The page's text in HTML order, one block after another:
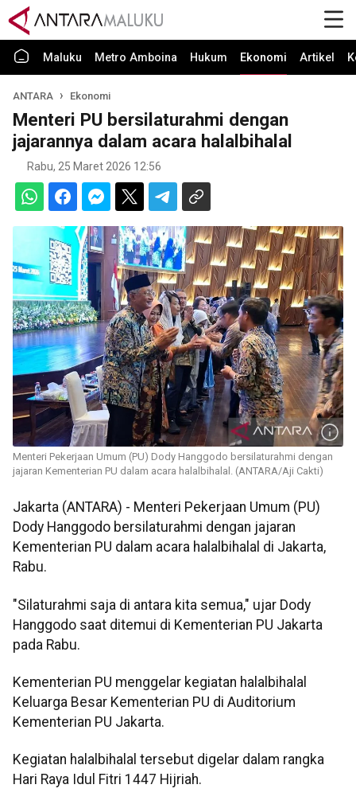
Maluku Metro Amboina Hukum Ekonomi Artikel
ANTARA Ekonomi
Menteri PU bersilaturahmi dengan
jajarannya dalam acara halalbihalal
Rabu, 25 Maret 2026 12:56
Menteri Pekerjaan Umum (PU) Dody Hanggodo bersilaturahmi dengan
jajaran Kementerian PU dalam acara halalbihalal. (ANTARA/Aji Cakti)
Jakarta (ANTARA) - Menteri Pekerjaan Umum (PU)
Dody Hanggodo bersilaturahmi dengan jajaran
Kementerian PU dalam acara halalbihalal di Jakarta,
Rabu.
"Silaturahmi saja di antara kita semua," ujar Dody
Hanggodo saat ditemui di Kementerian PU Jakarta
pada Rabu.
Kementerian PU menggelar kegiatan halalbihalal
Keluarga Besar Kementerian PU di Auditorium
Kementerian PU Jakarta.
Kegiatan halalbihalal tersebut digelar dalam rangka
Hari Raya Idul Fitri 1447 Hijriah.